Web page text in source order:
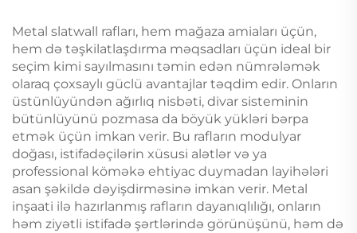
Metal slatwall rafları, hem mağaza amiaları üçün,
hem də təşkilatlaşdırma məqsadları üçün ideal bir
seçim kimi sayılmasını təmin edən nümrələmək
olaraq çoxsaylı güclü avantajlar təqdim edir. Onların
üstünlüyündən ağırlıq nisbəti, divar sisteminin
bütünlüyünü pozmasa da böyük yükləri bərpa
etmək üçün imkan verir. Bu rafların modulyar
doğası, istifadəçilərin xüsusi alətlər və ya
professional köməkə ehtiyac duymadan layihələri
asan şəkildə dəyişdirməsinə imkan verir. Metal
inşaati ilə hazırlanmış rafların dayanıqlılığı, onların
həm ziyətli istifadə şərtlərində görünüşünü, həm də